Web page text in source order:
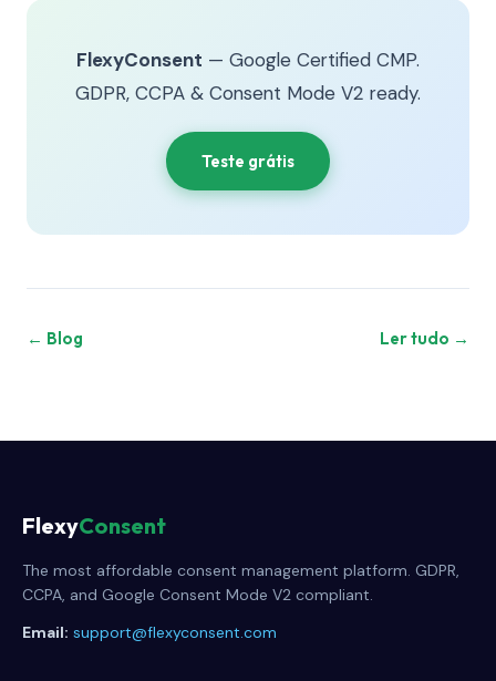
FlexyConsent — Google Certified CMP.
GDPR, CCPA & Consent Mode V2 ready.
Teste grátis
← Blog Ler tudo →
FlexyConsent
The most affordable consent management platform. GDPR,
CCPA, and Google Consent Mode V2 compliant.
Email: support@flexyconsent.com